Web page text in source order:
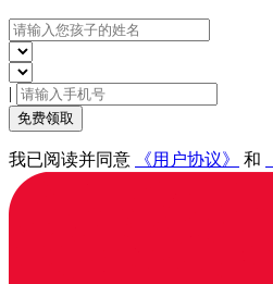
|
免费领取
我已阅读并同意 《用户协议》 和